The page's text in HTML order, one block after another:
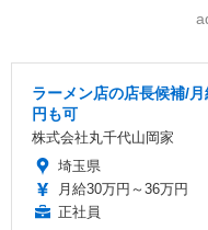
ラーメン店の店長候補/
円も可
株式会社丸千代山岡家
埼玉県
月給30万円～36万円
正社員